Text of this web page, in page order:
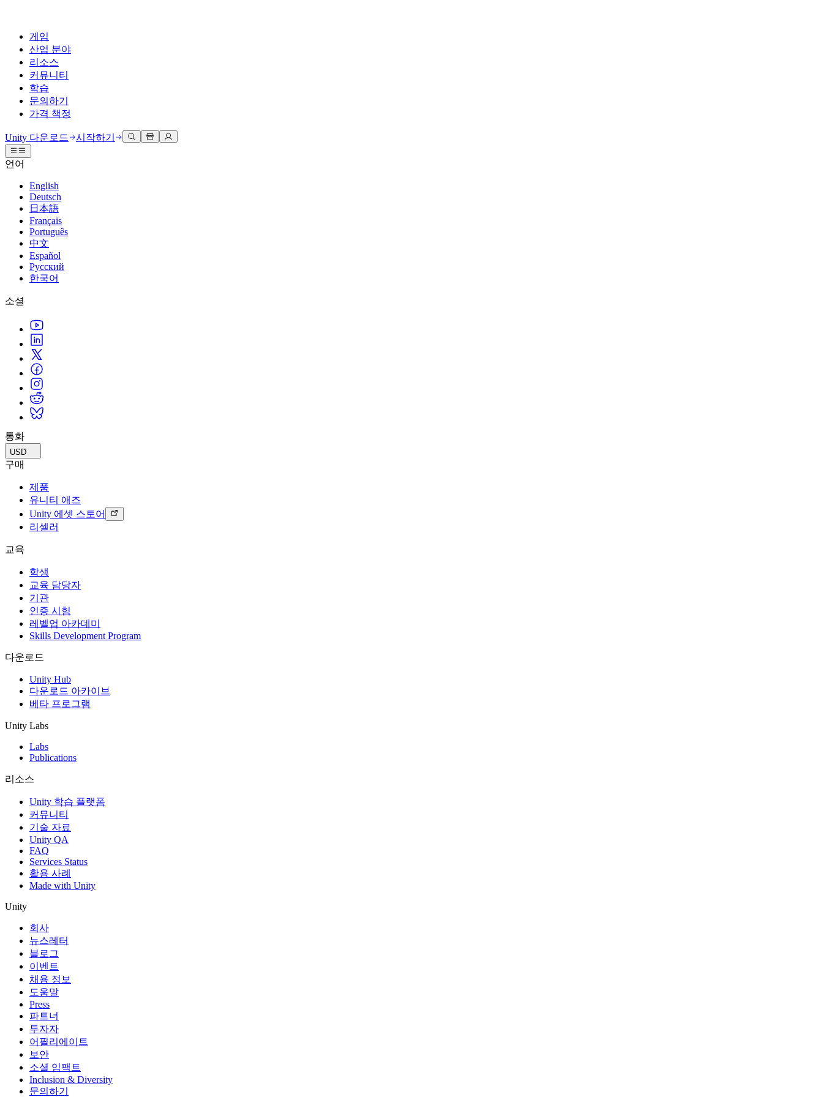
게임
산업 분야
리소스
커뮤니티
학습
문의하기
가격 책정
Unity 엔진
모든 플랫폼 위한 2D 및 3D 게임 제작
협업
팀과 함께 신속한 협업과 반복 작업을 수행하세요.
Unity 다운로드
플랜 및 가격
배포
Unity가 지원하는 25개 이상의 플랫폼을 살펴보세요.
LiveOps
출시 후 인사이트를 확인하고 라이브 게임을 운영하세요.
성장
사용자 확보
모바일 사용자를 검색하고 Acquire
매장 및 D2C 전반에 걸쳐 IAP 관리하세요.
수익화
Unity로 광고하세요
활용 부문
모바일 게임
Unity로 모바일 히트작을 제작하고 성장시키세요.
인디 게임
소규모 팀으로 대작 게임을 출시하세요.
XR 게임
여러 플랫폼에서 XR 게임을 출시하세요.
멀티플레이어 게임
멀티플레이어 게임 개발을 간소화하세요.
3D 협업
실시간 3D 프로젝트 빌드 및 검토
몰입형 교육
몰입도 높은 환경 제작
고객 경험
인터랙티브 3D 경험 제작
산업 분야
운영 우수성 확보
리테일
상점 경험을 온라인 경험으로 전환
자동차
혁신을 가속화하고 차량 내 경험을 향상시키세요.
모든 산업 보기
기술 자료
공식 유저. '광고 지면'의 타겟 고객 매뉴얼 및 API 레퍼런스
개발자 툴
릴리스 버전 및 이슈 트래커
로드맵
예정된 기능 검토
기술 용어 라이브러리
활용 사례
실제 성공 사례
베스트 프랙티스 가이드
전문가 팁
데모
데모, 샘플 및 빌딩 블록
모든 리소스
새로운 기능
블로그
업데이트, 정보, 기술 팁
뉴스
토론
토론, 문제 해결, 소통
이벤트
글로벌 이벤트 및 현지 이벤트
커뮤니티 사례
Made with Unity
Unity 크리에이터 소개
Livestreams
Unity Awards
전 세계 Unity 크리에이터 축하
Unity Learn
무료로 Unity 기술 마스터
전문 교육
Unity 강사와 함께 팀의 역량을 강화하세요
Unity 처음 사용하시나요
시작하기
학습 시작하기
Unity 사용이 처음이신가요? 여정 시작하기
사용법 가이드
실용적인 팁 및 베스트 프랙티스
교육
학생용
커리어 시작하기
교육 효율 극대화
교육 라이선스
자격증
Unity 숙련도를 입증하세요
도움 받기
성공을 위한 Unity
Success 플랜
전문가 지원을 통해 더 빠르게 목표 도달률 달성
일반적인 질문에 대한 답변
문의하기
Unity 다운로드 시작하기
언어
English
Deutsch
日本語
Français
Português
中文
Español
Русский
한국어
소셜
통화
USD
구매
제품
유니티 애즈
Unity 에셋 스토어
리셀러
교육
학생
교육 담당자
기관
인증 시험
레벨업 아카데미
Skills Development Program
다운로드
Unity Hub
다운로드 아카이브
베타 프로그램
Unity Labs
Labs
Publications
리소스
Unity 학습 플랫폼
커뮤니티
기술 자료
Unity QA
FAQ
Services Status
활용 사례
Made with Unity
Unity
회사
뉴스레터
블로그
이벤트
채용 정보
도움말
Press
파트너
투자자
어필리에이트
보안
소셜 임팩트
Inclusion & Diversity
문의하기